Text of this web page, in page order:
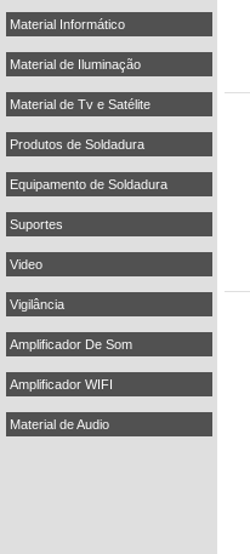
Material Informático
Material de Iluminação
Material de Tv e Satélite
Produtos de Soldadura
Equipamento de Soldadura
Suportes
Video
Vigilância
Amplificador De Som
Amplificador WIFI
Material de Audio